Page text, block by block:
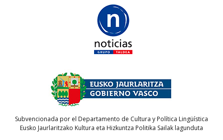
Subvencionada por el Departamento de Cultura y Política Lingüística
Eusko Jaurlaritzako Kultura eta Hizkuntza Politika Sailak lagunduta